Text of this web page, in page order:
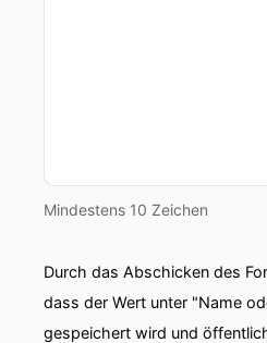
Mindestens 10 Zeichen
Durch das Abschicken des
dass der Wert unter "Name
gespeichert wird und